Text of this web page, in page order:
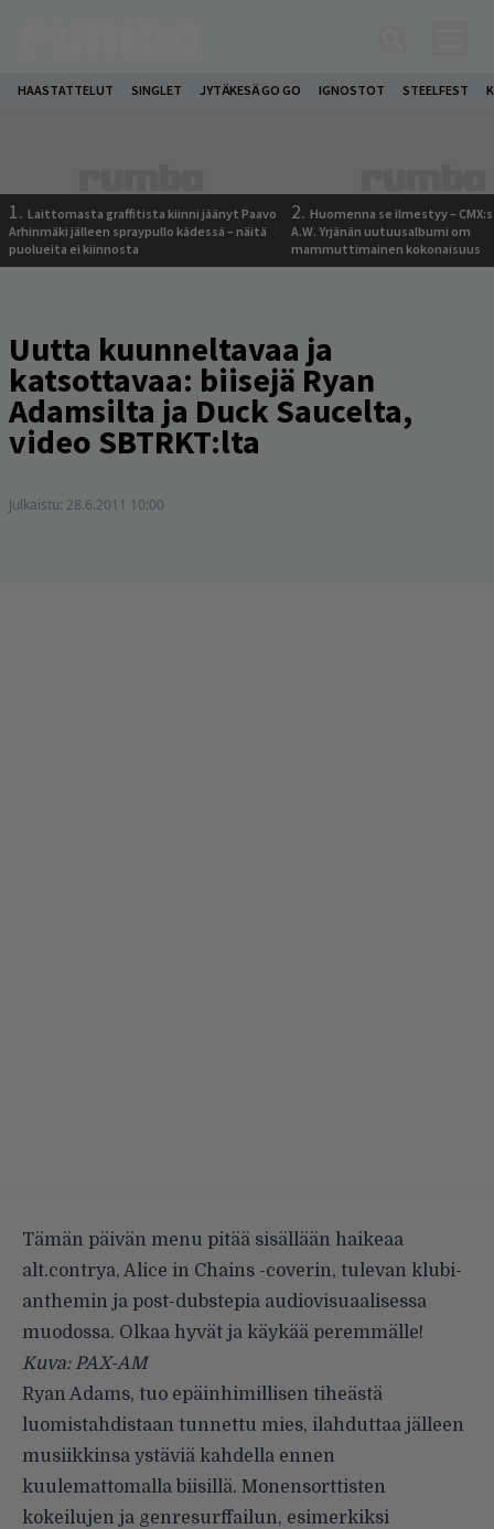
HAASTATTELUT SINGLET JYTÄKESÄ GO GO IGNOSTOT STEELFEST
1. Laittomasta graffitista kiinni jäänyt Paavo
Arhinmäki jälleen spraypullo kädessä – näitä
puolueita ei kiinnosta
2. Huomenna se ilmestyy –
A.W. Yrjänän uutuusalbumi om
mammuttimainen kokonaisuus
Uutta kuunneltavaa ja
katsottavaa: biisejä Ryan
Adamsilta ja Duck Saucelta,
video SBTRKT:lta
Julkaistu: 28.6.2011 10:00
Tämän päivän menu pitää sisällään haikeaa
alt.contrya, Alice in Chains -coverin, tulevan klubi-
anthemin ja post-dubstepia audiovisuaalisessa
muodossa. Olkaa hyvät ja käykää peremmälle!
Kuva: PAX-AM
Ryan Adams, tuo epäinhimillisen tiheästä
luomistahdistaan tunnettu mies, ilahduttaa jälleen
musiikkinsa ystäviä kahdella ennen
kuulemattomalla biisillä. Monensorttisten
kokeilujen ja genresurffailun, esimerkiksi